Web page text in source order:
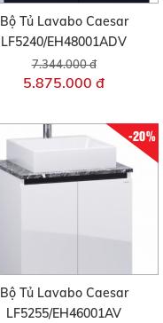
Bộ Tủ Lavabo Caesar
LF5240/EH48001ADV
7.344.000 đ
5.875.000 đ
-20%
Bộ Tủ Lavabo Caesar
LF5255/EH46001AV